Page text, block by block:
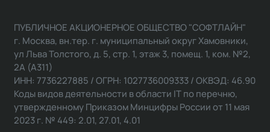
ПУБЛИЧНОЕ АКЦИОНЕРНОЕ ОБЩЕСТВО "СОФТЛАЙН"
г. Москва, вн.тер. г. муниципальный округ Хамовники,
ул Льва Толстого, д. 5, стр. 1, этаж 3, помещ. 1, ком. №2,
2А (А311)
ИНН: 7736227885 / ОГРН: 1027736009333 / ОКВЭД: 46.90
Коды видов деятельности в области IT по перечню,
утвержденному Приказом Минцифры России от 11 мая
2023 г. № 449: 2.01, 27.01, 4.01